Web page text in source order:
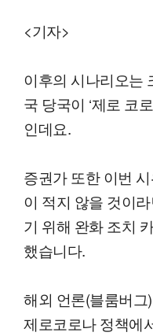
<기자>
이후의 시나리오는
국 당국이 ‘제로 코
인데요.
증권가 또한 이번
이 적지 않을 것이
기 위해 완화 조치
했습니다.
해외 언론(블룸버그
제로코로나 정책에